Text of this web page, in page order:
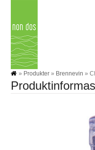
content
» Produkter » Brennevin »